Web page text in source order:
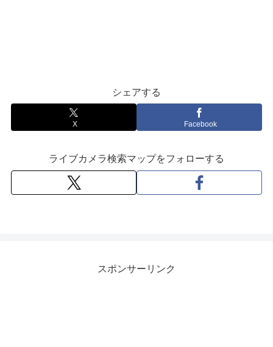
シェアする
X Facebook
ライブカメラ検索マップをフォローする
スポンサーリンク